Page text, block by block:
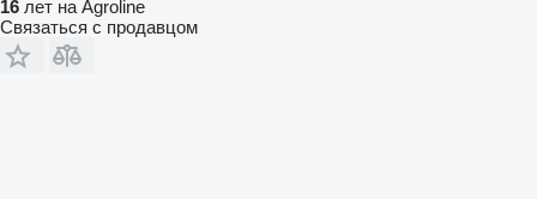
16 лет на Agroline
Связаться с продавцом